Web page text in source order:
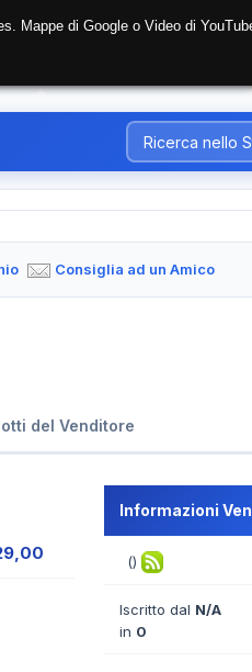
Consiglia ad un Amico
del Venditore
Informazioni
()
Iscritto dal N/A
in 0
Mappe di Google o Video di